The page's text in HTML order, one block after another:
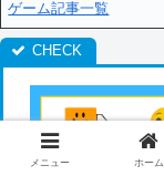
ゲーム記事一覧
メニュー ホーム